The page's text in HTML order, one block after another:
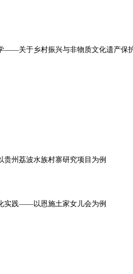
——关于乡村振兴与非物质文化遗产保
州荔波水族村寨研究项目为例
实践——以恩施土家女儿会为例